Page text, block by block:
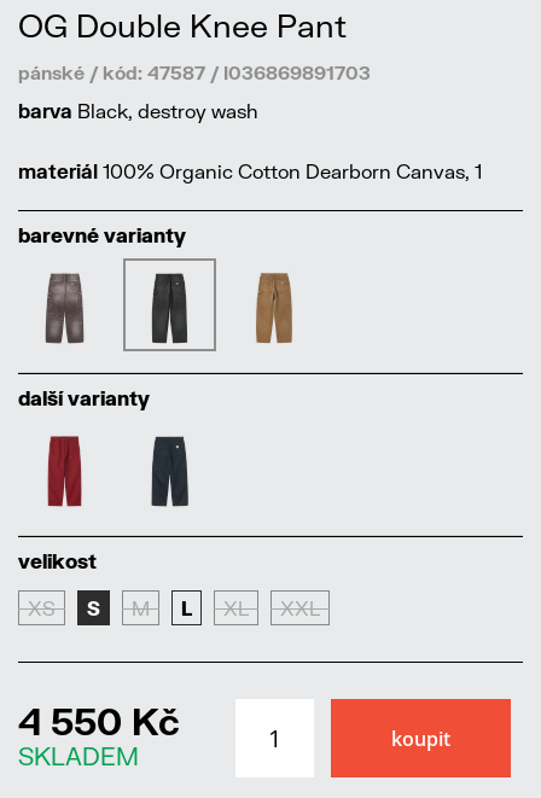
OG Double Knee Pant
pánské / kód: 47587 / I036869891703
barva Black, destroy wash
materiál 100% Organic Cotton Dearborn Canvas, 1
barevné varianty
další varianty
velikost
XS S M L XL XXL
4 550 Kč
SKLADEM